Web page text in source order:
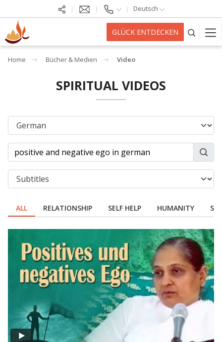
Deutsch
GLÜCK ENTDECKEN
Home Bücher & Medien Video
SPIRITUAL VIDEOS
ALL RELATIONSHIP SELF HELP HUMANITY